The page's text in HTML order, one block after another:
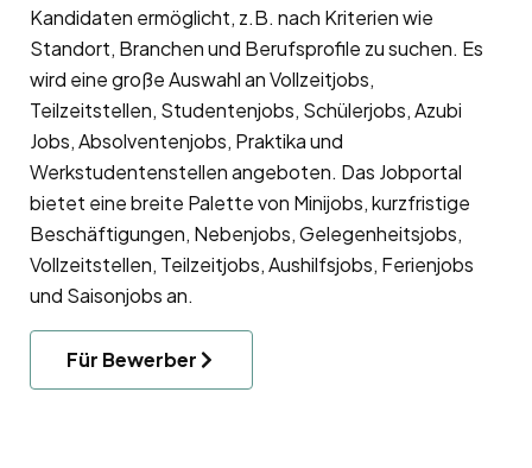
Kandidaten ermöglicht, z.B. nach Kriterien wie
Standort, Branchen und Berufsprofile zu suchen. Es
wird eine große Auswahl an Vollzeitjobs,
Teilzeitstellen, Studentenjobs, Schülerjobs, Azubi
Jobs, Absolventenjobs, Praktika und
Werkstudentenstellen angeboten. Das Jobportal
bietet eine breite Palette von Minijobs, kurzfristige
Beschäftigungen, Nebenjobs, Gelegenheitsjobs,
Vollzeitstellen, Teilzeitjobs, Aushilfsjobs, Ferienjobs
und Saisonjobs an.
Für Bewerber